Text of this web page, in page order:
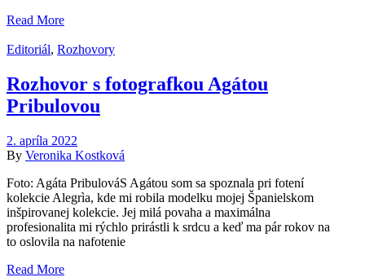
Read More
Editoriál, Rozhovory
Rozhovor s fotografkou Agátou
Pribulovou
2. apríla 2022
By Veronika Kostková
Foto: Agáta PribulováS Agátou som sa spoznala pri fotení
kolekcie Alegrìa, kde mi robila modelku mojej Španielskom
inšpirovanej kolekcie. Jej milá povaha a maximálna
profesionalita mi rýchlo prirástli k srdcu a keď ma pár rokov na
to oslovila na nafotenie
Read More